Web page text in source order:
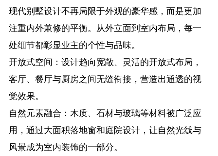
现代别墅设计不再局限于外观的豪华感，而是更加
注重内外兼修的平衡。从外立面到室内布局，每一
处细节都彰显业主的个性与品味。
开放式空间 ：设计趋向宽敞、灵活的开放式布局，
客厅、餐厅与厨房之间无缝衔接，营造出通透的视
觉效果。
自然元素融合 ：木质、石材与玻璃等材料被广泛应
用，通过大面积落地窗和庭院设计，让自然光线与
风景成为室内装饰的一部分。